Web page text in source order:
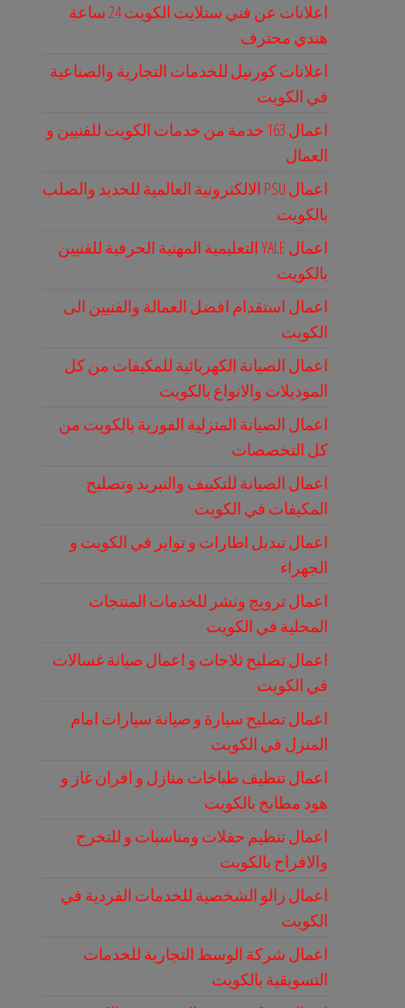
اعلانات عن فني ستلايت الكويت 24 ساعة
هندي محترف
اعلانات كورنيل للخدمات التجارية والصناعية
في الكويت
اعمال 163 خدمة من خدمات الكويت للفنيين و
العمال
اعمال PSU الالكترونية العالمية للحديد والصلب
بالكويت
اعمال YALE التعليمية المهنية الحرفية للفنيين
بالكويت
اعمال استقدام افضل العمالة والفنيين الى
الكويت
اعمال الصيانة الكهربائية للمكيفات من كل
الموديلات والانواع بالكويت
اعمال الصيانة المنزلية الفورية بالكويت من
كل التخصصات
اعمال الصيانة للتكييف والتبريد وتصليح
المكيفات في الكويت
اعمال تبديل اطارات و تواير في الكويت و
الجهراء
اعمال ترويج ونشر للخدمات المنتجات
المحلية في الكويت
اعمال تصليح ثلاجات و اعمال صيانة غسالات
في الكويت
اعمال تصليح سيارة و صيانة سيارات امام
المنزل في الكويت
اعمال تنظيف طباخات منازل و افران غاز و
هود مطابخ بالكويت
اعمال تنظيم حفلات ومناسبات و للتخرج
والافراح بالكويت
اعمال زالو الشخصية للخدمات الفردية في
الكويت
اعمال شركة الوسط التجارية للخدمات
التسويقية بالكويت